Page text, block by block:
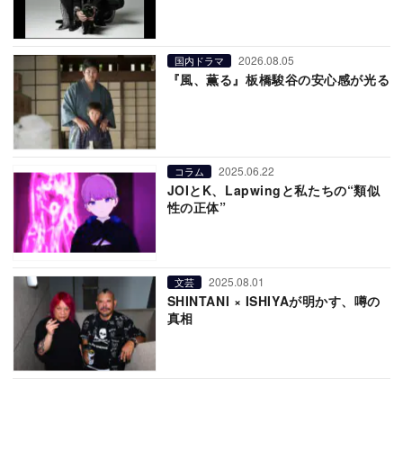
国内ドラマ 2026.08.05
『風、薫る』板橋駿谷の安心感が光る
コラム 2025.06.22
JOIとK、Lapwingと私たちの“類似
性の正体”
文芸 2025.08.01
SHINTANI × ISHIYAが明かす、噂の
真相